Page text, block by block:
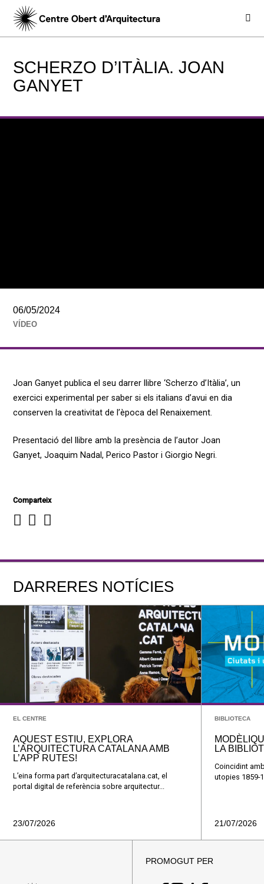
SCHERZO D’ITÀLIA. JOAN
GANYET
06/05/2024
VÍDEO
Joan Ganyet publica el seu darrer llibre ‘Scherzo d’Itàlia’, un
exercici experimental per saber si els italians d’avui en dia
conserven la creativitat de l’època del Renaixement.
Presentació del llibre amb la presència de l’autor Joan
Ganyet, Joaquim Nadal, Perico Pastor i Giorgio Negri.
Comparteix
DARRERES NOTÍCIES
EL CENTRE
AQUEST ESTIU, EXPLORA
L’ARQUITECTURA CATALANA AMB
L’APP RUTES!
L’eina forma part d’arquitecturacatalana.cat, el
portal digital de referència sobre arquitectur...
23/07/2026
BIBLIOTECA
LA
Coincidint
utopies 1859-
21/07/2026
PROMOGUT PER